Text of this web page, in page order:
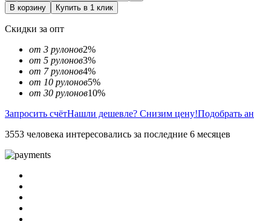
В корзину
Купить в 1 клик
Скидки за опт
от 3 рулонов2%
от 5 рулонов3%
от 7 рулонов4%
от 10 рулонов5%
от 30 рулонов10%
Запросить счётНашли дешевле? Снизим цену!Подобрать
3553 человека интересовались за последние 6 месяцев